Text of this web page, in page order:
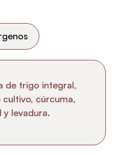
de trigo integral,
cultivo, cúrcuma,
y levadura.